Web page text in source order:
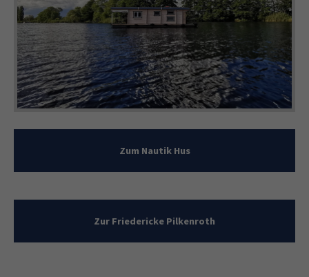
Zum Nautik Hus
Zur Friedericke Pilkenroth